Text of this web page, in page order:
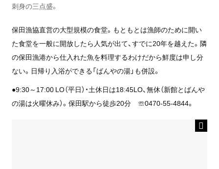
刺身の三点盛。
保田漁協直営の大型規模の食堂。もともとは漁師のために開い
た食堂を一般に開放したら人気が出て、すでに20年を越えた。隣
の保田漁港から仕入れた魚を料理するわけだから鮮度は申し分
ない。日帰り入浴ができる「ばんやの湯」も併設。
●9:30～17:00 LO（平日）・土休日は18:45LO、無休（新館とばんや
の湯は火曜休み）。保田駅から徒歩20分 ☏0470-55-4844。